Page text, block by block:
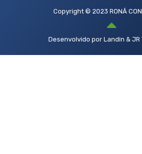
Copyright © 2023 RONÃ
Desenvolvido por Landin & JR